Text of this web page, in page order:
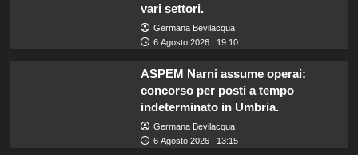
vari settori.
Germana Bevilacqua
6 Agosto 2026 : 19:10
ASPEM Narni assume operai:
concorso per posti a tempo
indeterminato in Umbria.
Germana Bevilacqua
6 Agosto 2026 : 13:15